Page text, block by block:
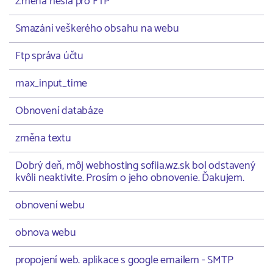
Smazání veškerého obsahu na webu
Ftp správa účtu
max_input_time
Obnovení databáze
změna textu
Dobrý deň, môj webhosting sofiia.wz.sk bol odstavený
kvôli neaktivite. Prosím o jeho obnovenie. Ďakujem.
obnovení webu
obnova webu
propojení web. aplikace s google emailem - SMTP